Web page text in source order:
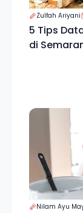
Zulfah Ariyani
5 Tips
di
Nilam Ayu